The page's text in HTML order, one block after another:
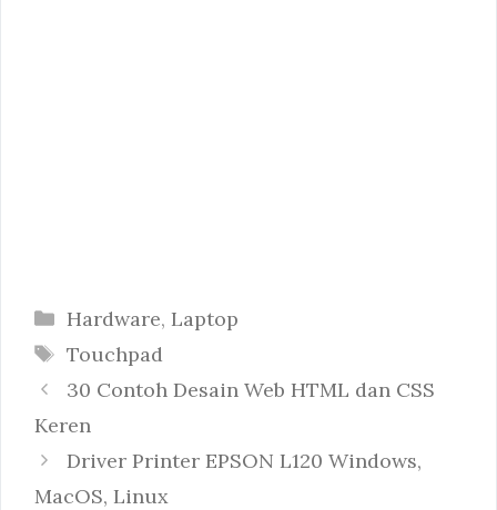
Categories
Hardware, Laptop
Tags
Touchpad
30 Contoh Desain Web HTML dan CSS
Keren
Driver Printer EPSON L120 Windows,
MacOS, Linux